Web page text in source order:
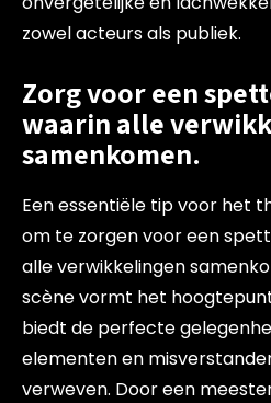
zowel acteurs als publiek.
Zorg voor een
waarin alle
samenkomen.
Een essentiële tip voor het
om te zorgen voor een
alle verwikkelingen
scène vormt het
biedt de perfecte
elementen en
verweven. Door een